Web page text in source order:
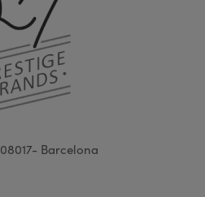
08017- Barcelona